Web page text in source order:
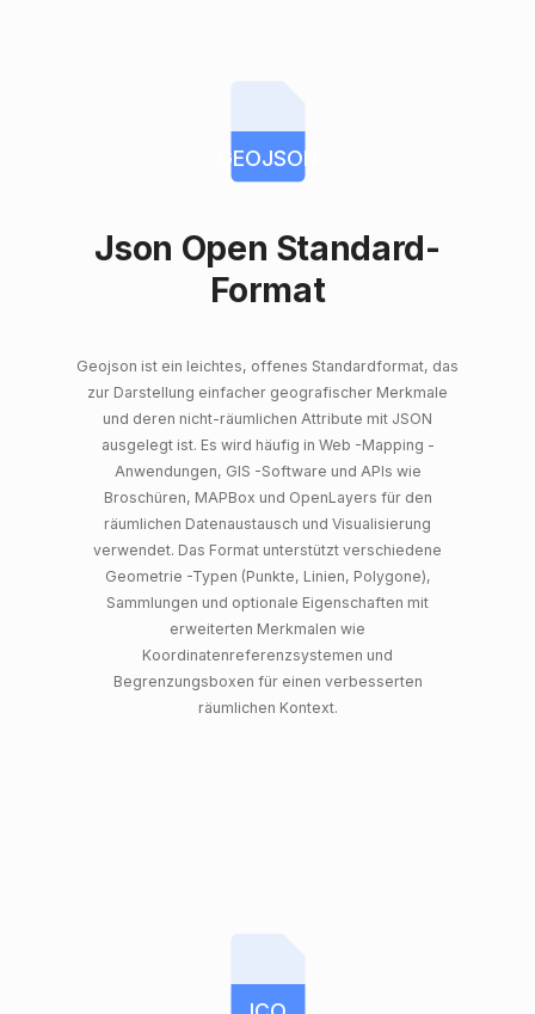
GEOJSON
Json Open Standard-
Format
Geojson ist ein leichtes, offenes Standardformat, das
zur Darstellung einfacher geografischer Merkmale
und deren nicht-räumlichen Attribute mit JSON
ausgelegt ist. Es wird häufig in Web -Mapping -
Anwendungen, GIS -Software und APIs wie
Broschüren, MAPBox und OpenLayers für den
räumlichen Datenaustausch und Visualisierung
verwendet. Das Format unterstützt verschiedene
Geometrie -Typen (Punkte, Linien, Polygone),
Sammlungen und optionale Eigenschaften mit
erweiterten Merkmalen wie
Koordinatenreferenzsystemen und
Begrenzungsboxen für einen verbesserten
räumlichen Kontext.